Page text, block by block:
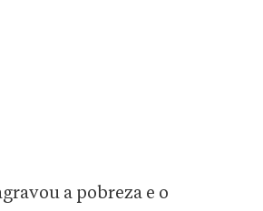
a pobreza e o